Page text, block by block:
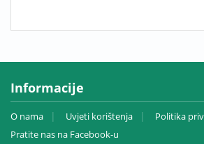
Informacije
O nama Uvjeti korištenja
Politika
Pratite nas na Facebook-u